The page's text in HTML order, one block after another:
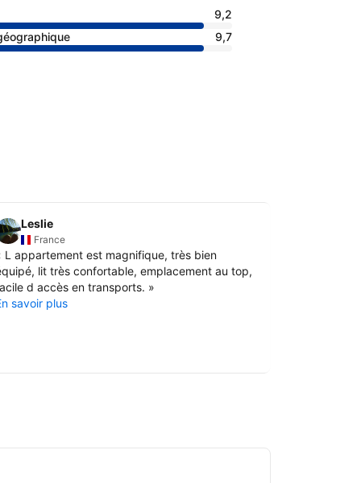
9,2
9,7
Leslie
France
L appartement est magnifique, très bien
lit très confortable, emplacement au top,
d accès en transports. »
savoir plus